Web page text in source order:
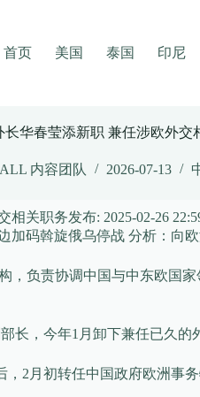
首页
美国 泰国 印尼
长华春莹添新职 兼任涉欧外交
内容团队 2026-07-13
相关职务发布: 2025-02-26
加码斡旋俄乌停战 分析：向
，负责协调中国与中东欧国
长，今年1月卸下兼任已久的
2月初转任中国政府欧洲事